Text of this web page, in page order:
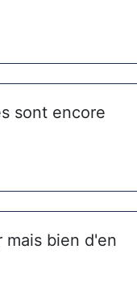
sont encore
mais bien d'en